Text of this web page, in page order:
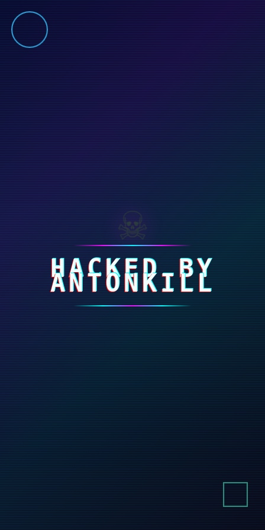
folosim module cookie și alte tehnologii similare în scopul îmbunătățirii
experienței dumneavoastră de navigare.
ACCEPT
☠
HACKED BY
ANTONKILL